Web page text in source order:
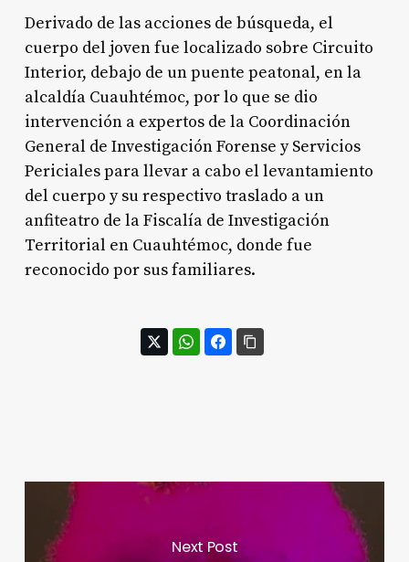
Derivado de las acciones de búsqueda, el
cuerpo del joven fue localizado sobre Circuito
Interior, debajo de un puente peatonal, en la
alcaldía Cuauhtémoc, por lo que se dio
intervención a expertos de la Coordinación
General de Investigación Forense y Servicios
Periciales para llevar a cabo el levantamiento
del cuerpo y su respectivo traslado a un
anfiteatro de la Fiscalía de Investigación
Territorial en Cuauhtémoc, donde fue
reconocido por sus familiares.
Next Post